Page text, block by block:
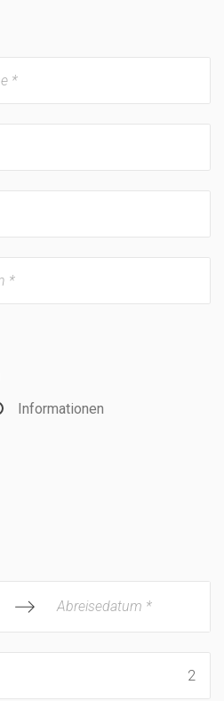
Informationen
Abreisedatum *